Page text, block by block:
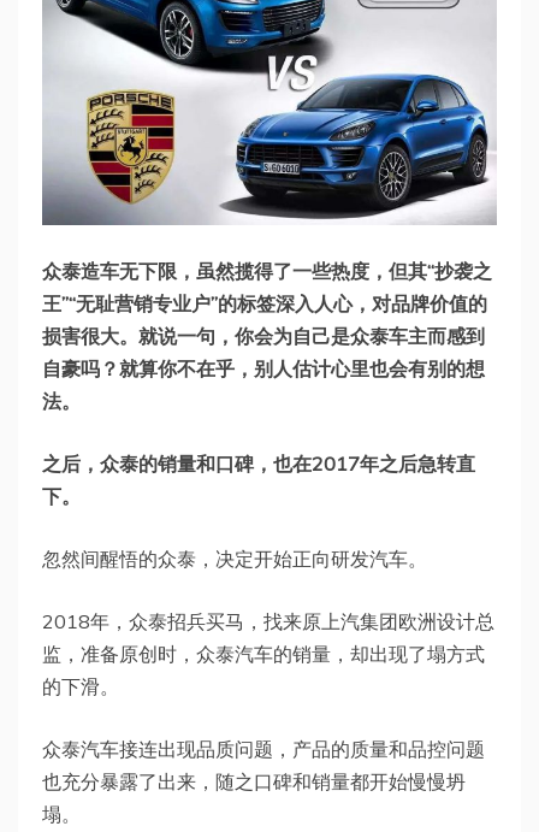
众泰造车无下限，虽然揽得了一些热度，但其“抄袭之
王”“无耻营销专业户”的标签深入人心，对品牌价值的
损害很大。就说一句，你会为自己是众泰车主而感到
自豪吗？就算你不在乎，别人估计心里也会有别的想
法。
之后，众泰的销量和口碑，也在2017年之后急转直
下。
忽然间醒悟的众泰，决定开始正向研发汽车。
2018年，众泰招兵买马，找来原上汽集团欧洲设计总
监，准备原创时，众泰汽车的销量，却出现了塌方式
的下滑。
众泰汽车接连出现品质问题，产品的质量和品控问题
也充分暴露了出来，随之口碑和销量都开始慢慢坍
塌。